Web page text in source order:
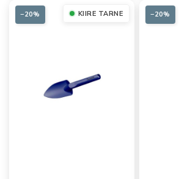
KIIRE TARNE
−20% −20%